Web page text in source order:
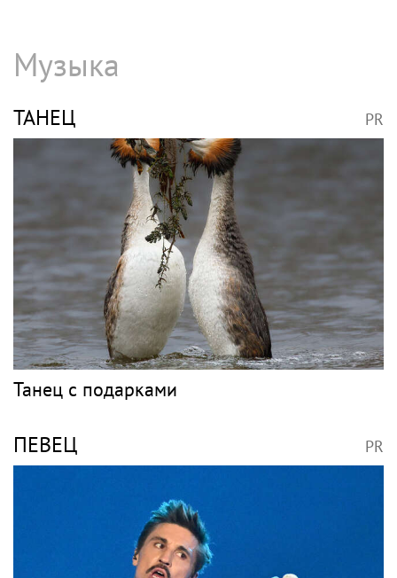
Анастасия Волочкова продала квартиру в
Питере из-за суда с УК
НЕТРЕБКО
отреагировала на отъезд 17-летнего сына